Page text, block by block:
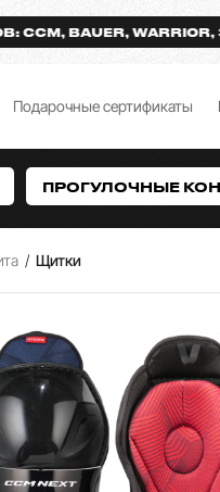
WARRIOR,
Подарочные сертификаты
ПРОГУЛОЧНЫЕ
/ Щитки